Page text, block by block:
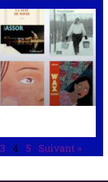
3 4 5 Suivant »